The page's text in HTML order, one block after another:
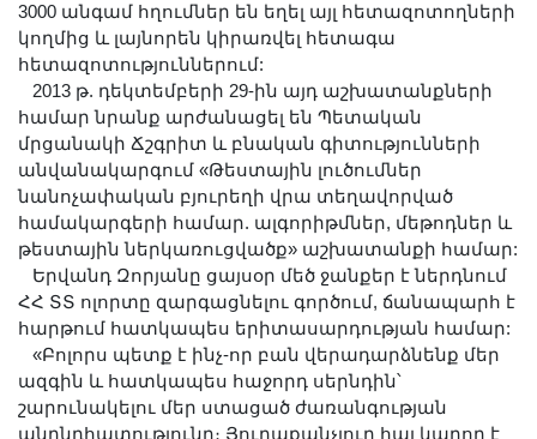
3000 անգամ հղումներ են եղել այլ հետազոտողների
կողմից և լայնորեն կիրառվել հետագա
հետազոտություններում:
2013 թ. դեկտեմբերի 29-ին այդ աշխատանքների
համար նրանք արժանացել են Պետական
մրցանակի Ճշգրիտ և բնական գիտությունների
անվանակարգում «Թեստային լուծումներ
նանոչափական բյուրեղի վրա տեղավորված
համակարգերի համար. ալգորիթմներ, մեթոդներ և
թեստային ներկառուցվածք» աշխատանքի համար:
Երվանդ Զորյանը ցայսօր մեծ ջանքեր է ներդնում
ՀՀ ՏՏ ոլորտը զարգացնելու գործում, ճանապարհ է
հարթում հատկապես երիտասարդության համար:
«Բոլորս պետք է ինչ-որ բան վերադարձնենք մեր
ազգին և հատկապես հաջորդ սերնդին՝
շարունակելու մեր ստացած ժառանգության
անընդհատությունը։ Յուրաքանչյուր հայ կարող է